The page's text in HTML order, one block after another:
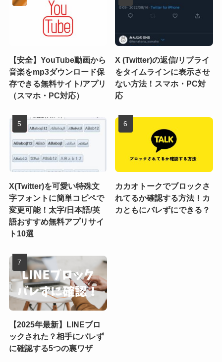
【安全】YouTube動画から
音楽をmp3ダウンロード保
存できる無料サイト/アプリ
（スマホ・PC対応）
X (Twitter)の返信/リプライ
をタイムラインに表示させ
ない方法！スマホ・PC対
応
X(Twitter)を可愛い特殊文
字フォントに簡単コピペで
変更可能！太字/日本語/英
語おすすめ無料アプリサイ
ト10選
カカオトークでブロックさ
れてるか確認する方法！カ
カともにバレずにできる？
【2025年最新】LINEブロ
ックされた？相手にバレず
に確認する5つの裏ワザ